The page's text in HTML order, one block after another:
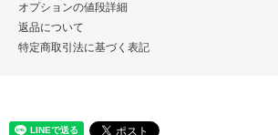
オプションの値段詳細
返品について
特定商取引法に基づく表記